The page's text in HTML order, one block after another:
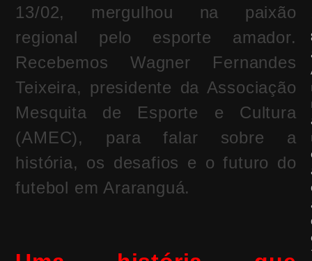
13/02, mergulhou na paixão
regional pelo esporte amador.
Recebemos Wagner Fernandes
Teixeira, presidente da Associação
Mesquita de Esporte e Cultura
(AMEC), para falar sobre a
história, os desafios e o futuro do
futebol em Araranguá.